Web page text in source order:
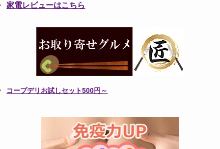
家電レビューはこちら
コープデリお試しセット500円～